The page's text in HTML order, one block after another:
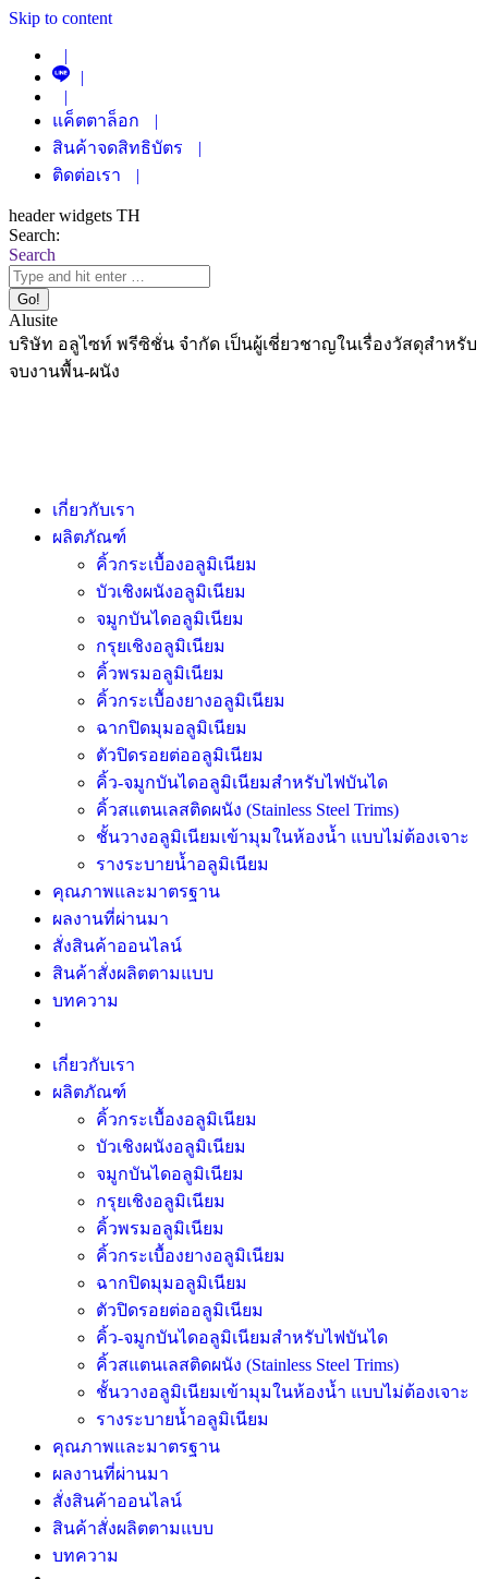
Skip to content
|
|
|
แค็ตตาล็อก
|
สินค้าจดสิทธิบัตร
|
ติดต่อเรา
|
header widgets TH
Search:
Search
Alusite
บริษัท อลูไซท์ พรีซิชั่น จำกัด เป็นผู้เชี่ยวชาญในเรื่องวัสดุสำหรับ
จบงานพื้น-ผนัง
เกี่ยวกับเรา
ผลิตภัณฑ์
คิ้วกระเบื้องอลูมิเนียม
บัวเชิงผนังอลูมิเนียม
จมูกบันไดอลูมิเนียม
กรุยเชิงอลูมิเนียม
คิ้วพรมอลูมิเนียม
คิ้วกระเบื้องยางอลูมิเนียม
ฉากปิดมุมอลูมิเนียม
ตัวปิดรอยต่ออลูมิเนียม
คิ้ว-จมูกบันไดอลูมิเนียมสำหรับไฟบันได
คิ้วสแตนเลสติดผนัง (Stainless Steel Trims)
ชั้นวางอลูมิเนียมเข้ามุมในห้องน้ำ แบบไม่ต้องเจาะ
รางระบายน้ำอลูมิเนียม
คุณภาพและมาตรฐาน
ผลงานที่ผ่านมา
สั่งสินค้าออนไลน์
สินค้าสั่งผลิตตามแบบ
บทความ
เกี่ยวกับเรา
ผลิตภัณฑ์
คิ้วกระเบื้องอลูมิเนียม
บัวเชิงผนังอลูมิเนียม
จมูกบันไดอลูมิเนียม
กรุยเชิงอลูมิเนียม
คิ้วพรมอลูมิเนียม
คิ้วกระเบื้องยางอลูมิเนียม
ฉากปิดมุมอลูมิเนียม
ตัวปิดรอยต่ออลูมิเนียม
คิ้ว-จมูกบันไดอลูมิเนียมสำหรับไฟบันได
คิ้วสแตนเลสติดผนัง (Stainless Steel Trims)
ชั้นวางอลูมิเนียมเข้ามุมในห้องน้ำ แบบไม่ต้องเจาะ
รางระบายน้ำอลูมิเนียม
คุณภาพและมาตรฐาน
ผลงานที่ผ่านมา
สั่งสินค้าออนไลน์
สินค้าสั่งผลิตตามแบบ
บทความ